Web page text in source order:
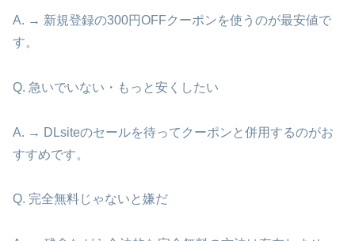
A. → 新規登録の300円OFFクーポンを使うのが最安値で
す。
Q. 急いでいない・もっと安くしたい
A. → DLsiteのセールを待ってクーポンと併用するのがお
すすめです。
Q. 完全無料じゃないと嫌だ